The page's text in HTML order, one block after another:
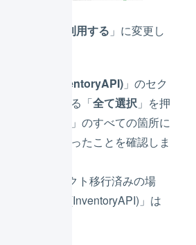
利用する 」に変更し
在庫API (InventoryAPI) 」のセク
ションの下にある「全て選択 」を押
」のすべての箇所に
チェックがはいったことを確認しま
※SKUプロジェクト移行済みの場
合、「在庫API (InventoryAPI)」は